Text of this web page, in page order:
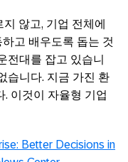
않고, 기업 전체에
고 배우도록 돕는 것
전대를 잡고 있습니
습니다. 지금 가진 환
. 이것이 자율형 기업
Better Decisions in